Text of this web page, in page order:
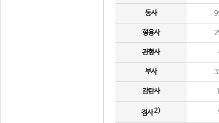
동사
형용사
관형사
부사
감탄사
접사2)